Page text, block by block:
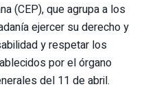
(CEP), que agrupa a los
ejercer su derecho y
y respetar los
por el órgano
del 11 de abril.